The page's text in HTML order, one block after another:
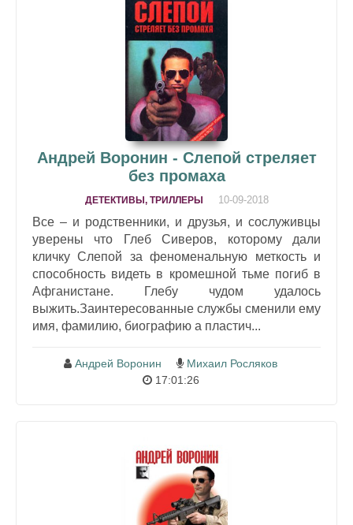
Андрей Воронин - Слепой стреляет
без промаха
ДЕТЕКТИВЫ, ТРИЛЛЕРЫ 10-09-2018
Все – и родственники, и друзья, и сослуживцы
уверены что Глеб Сиверов, которому дали
кличку Слепой за феноменальную меткость и
способность видеть в кромешной тьме погиб в
Афганистане. Глебу чудом удалось
выжить.Заинтересованные службы сменили ему
имя, фамилию, биографию а пластич...
Андрей Воронин
Михаил Росляков
17:01:26